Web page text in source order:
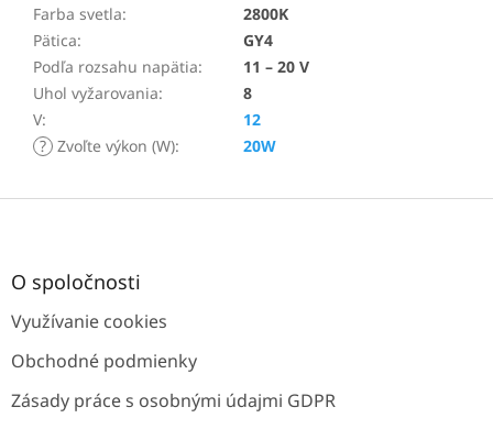
Farba svetla:
2800K
Pätica:
GY4
Podľa rozsahu napätia:
11 – 20 V
Uhol vyžarovania:
8
V:
12
? Zvoľte výkon (W): 20W
Z
O spoločnosti
Využívanie cookies
Obchodné podmienky
Zásady práce s osobnými údajmi GDPR